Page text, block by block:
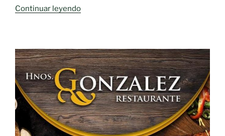
Continuar leyendo«Inauguración
Jornadas
Intergeneracional
‘Esta
es
mi
historia’»